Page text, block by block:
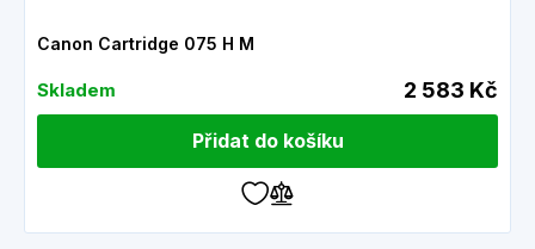
Canon Cartridge 075 H M
Skladem 2 583 Kč
Přidat do košíku